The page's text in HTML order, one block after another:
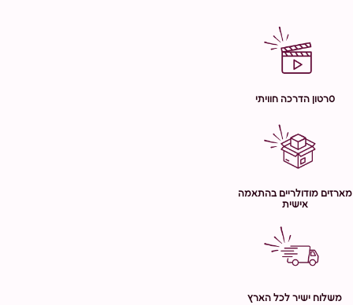
סרטון הדרכה חוויתי
מארזים מודולריים בהתאמה
אישית
משלוח ישיר לכל הארץ